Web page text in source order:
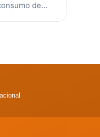
de
aliviar la
Es esencial
un acto